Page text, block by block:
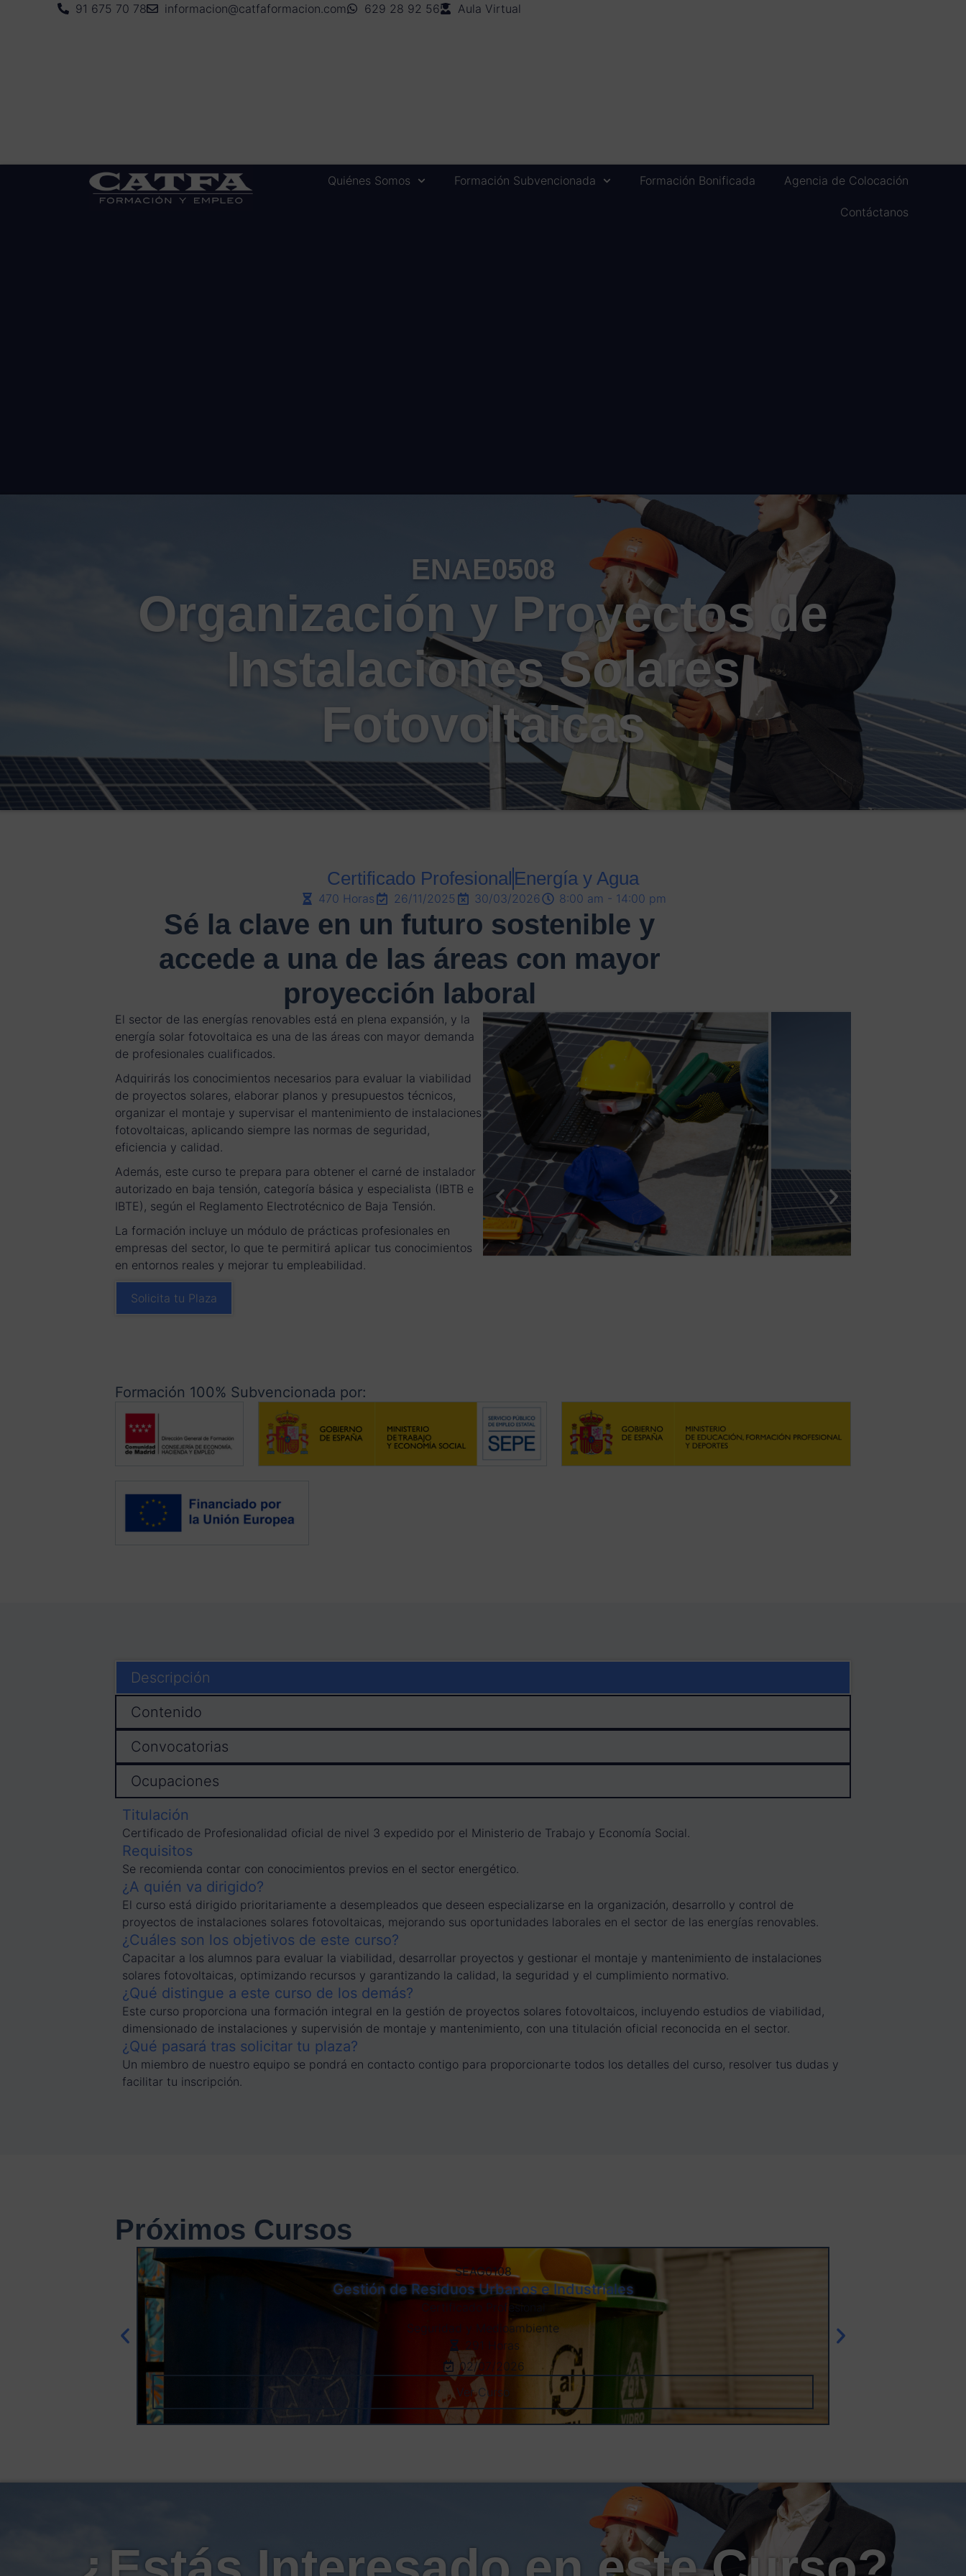
91 675 70 78 informacion@catfaformacion.com 629 28 92 56 Aula Virtual
Quiénes Somos Formación Subvencionada Formación Bonificada Agencia de Colocación
Contáctanos
ENAE0508
Organización y Proyectos de
Instalaciones Solares
Fotovoltaicas
Certificado Profesional Energía y Agua
470 Horas 26/11/2025 30/03/2026 8:00 am - 14:00 pm
Sé la clave en un futuro sostenible y
accede a una de las áreas con mayor
proyección laboral
El sector de las energías renovables está en plena expansión, y la
energía solar fotovoltaica es una de las áreas con mayor demanda
de profesionales cualificados.
Adquirirás los conocimientos necesarios para evaluar la viabilidad
de proyectos solares, elaborar planos y presupuestos técnicos,
organizar el montaje y supervisar el mantenimiento de instalaciones
fotovoltaicas, aplicando siempre las normas de seguridad,
eficiencia y calidad.
Además, este curso te prepara para obtener el carné de instalador
autorizado en baja tensión, categoría básica y especialista (IBTB e
IBTE), según el Reglamento Electrotécnico de Baja Tensión.
La formación incluye un módulo de prácticas profesionales en
empresas del sector, lo que te permitirá aplicar tus conocimientos
en entornos reales y mejorar tu empleabilidad.
Solicita tu Plaza
Formación 100% Subvencionada por:
Descripción
Contenido
Convocatorias
Ocupaciones
Titulación
Certificado de Profesionalidad oficial de nivel 3 expedido por el Ministerio de Trabajo y Economía Social.
Requisitos
Se recomienda contar con conocimientos previos en el sector energético.
¿A quién va dirigido?
El curso está dirigido prioritariamente a desempleados que deseen especializarse en la organización, desarrollo y control de
proyectos de instalaciones solares fotovoltaicas, mejorando sus oportunidades laborales en el sector de las energías renovables.
¿Cuáles son los objetivos de este curso?
Capacitar a los alumnos para evaluar la viabilidad, desarrollar proyectos y gestionar el montaje y mantenimiento de instalaciones
solares fotovoltaicas, optimizando recursos y garantizando la calidad, la seguridad y el cumplimiento normativo.
¿Qué distingue a este curso de los demás?
Este curso proporciona una formación integral en la gestión de proyectos solares fotovoltaicos, incluyendo estudios de viabilidad,
dimensionado de instalaciones y supervisión de montaje y mantenimiento, con una titulación oficial reconocida en el sector.
¿Qué pasará tras solicitar tu plaza?
Un miembro de nuestro equipo se pondrá en contacto contigo para proporcionarte todos los detalles del curso, resolver tus dudas y
facilitar tu inscripción.
Próximos Cursos
SEAG0108
Gestión de Residuos Urbanos e Industriales
Certificado Profesional
Seguridad y Medioambiente
291 Horas
02/07/2026
Ver Curso